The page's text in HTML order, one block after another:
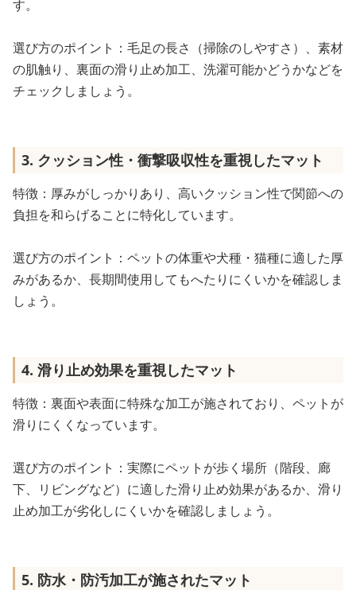
す。
選び方のポイント：毛足の長さ（掃除のしやすさ）、素材
の肌触り、裏面の滑り止め加工、洗濯可能かどうかなどを
チェックしましょう。
3. クッション性・衝撃吸収性を重視したマット
特徴：厚みがしっかりあり、高いクッション性で関節への
負担を和らげることに特化しています。
選び方のポイント：ペットの体重や犬種・猫種に適した厚
みがあるか、長期間使用してもへたりにくいかを確認しま
しょう。
4. 滑り止め効果を重視したマット
特徴：裏面や表面に特殊な加工が施されており、ペットが
滑りにくくなっています。
選び方のポイント：実際にペットが歩く場所（階段、廊
下、リビングなど）に適した滑り止め効果があるか、滑り
止め加工が劣化しにくいかを確認しましょう。
5. 防水・防汚加工が施されたマット